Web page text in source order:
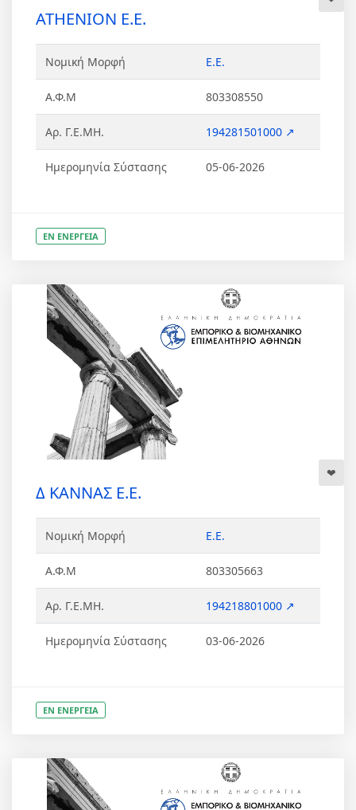
ATHENION Ε.Ε.
Νομική Μορφή Ε.Ε.
Α.Φ.Μ 803308550
Αρ. Γ.Ε.ΜΗ. 194281501000 ↗
Ημερομηνία Σύστασης 05-06-2026
ΕΝ ΕΝΕΡΓΕΙΑ
Δ ΚΑΝΝΑΣ Ε.Ε.
Νομική Μορφή Ε.Ε.
Α.Φ.Μ 803305663
Αρ. Γ.Ε.ΜΗ. 194218801000 ↗
Ημερομηνία Σύστασης 03-06-2026
ΕΝ ΕΝΕΡΓΕΙΑ